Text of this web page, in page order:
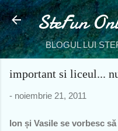
Treceți la
SteFun
BLOGUL LUI
important si liceul...
- noiembrie 21, 2011
Ion și Vasile se vorbesc